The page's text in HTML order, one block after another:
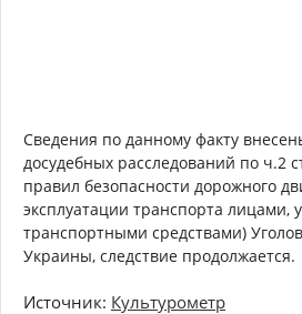
Сведения по данному факту
досудебных расследований по ч.2
правил безопасности дорожного
эксплуатации транспорта
транспортными средствами)
Украины, следствие продолжается.
Источник: Культурометр